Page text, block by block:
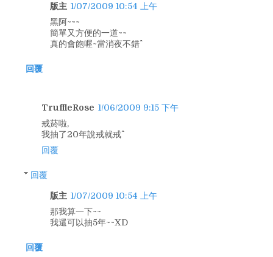
版主 1/07/2009 10:54 上午
黑阿~~~
簡單又方便的一道~~
真的會飽喔~當消夜不錯^^
回覆
TruffleRose 1/06/2009 9:15 下午
戒菸啦,
我抽了20年說戒就戒^^
回覆
回覆
版主 1/07/2009 10:54 上午
那我算一下~~
我還可以抽5年~~XD
回覆